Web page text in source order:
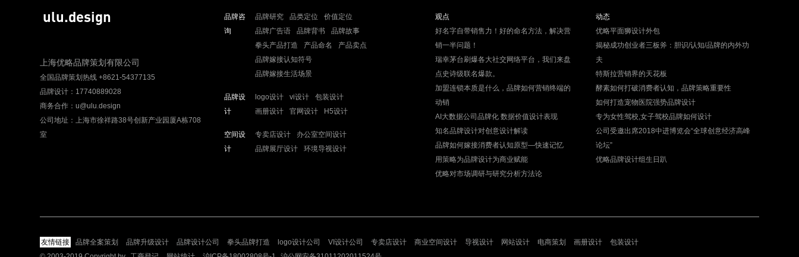
ulu.design
上海优略品牌策划有限公司
全国品牌策划热线 +8621-54377135
品牌设计：17740889028
商务合作：u@ulu.design
公司地址：上海市徐祥路38号创新产业园厦A栋708
室
品牌咨
询
品牌研究 品类定位
价值定位
品牌广告语
品牌背书
品牌故事
拳头产品打造
产品命名
产品卖点
品牌嫁接认知符号
品牌嫁接生活场景
品牌设
计
logo设计 vi设计
包装设计
画册设计
官网设计 H5设计
空间设
计
专卖店设计
办公室空间设计
品牌展厅设计
环境导视设计
观点
好名字自带销售力！好的命名方法，解决营
销一半问题！
瑞幸茅台刷爆各大社交网络平台，我们来盘
点史诗级联名爆款。
加盟连锁本质是什么，品牌如何营销终端的
动销
AI大数据公司品牌化 数据价值设计表现
知名品牌设计对创意设计解读
品牌如何嫁接消费者认知原型—快速记忆
用策略为品牌设计为商业赋能
​优略对市场调研与研究分析方法论
动态
优略平面狮设计外包
揭秘成功创业者三板斧：胆识/认知/品牌的内外功
夫
特斯拉营销界的天花板
酵素如何打破消费者认知，品牌策略重要性
如何打造宠物医院强势品牌设计
专为女性驾校,女子驾校品牌如何设计
公司受邀出席2018中进博览会“全球创意经济高峰
论坛”
优略品牌设计组生日趴
友情链接 品牌全案策划 品牌升级设计 品牌设计公司 拳头品牌打造 logo设计公司 VI设计公司 专卖店设计 商业空间设计 导视设计 网站设计 电商策划 画册设计
包装设计